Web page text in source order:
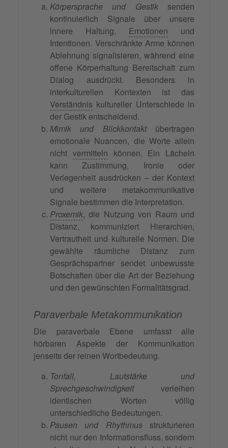
Körpersprache und Gestiksenden
kontinuierlich Signale über unsere
innere Haltung, Emotionen und
Intentionen. Verschränkte Arme können
Ablehnung signalisieren, während eine
offene Körperhaltung Bereitschaft zum
Dialog ausdrückt. Besonders in
interkulturellen Kontexten ist das
Verständnis kultureller Unterschiede in
der Gestik entscheidend.
Mimik und Blickkontaktübertragen
emotionale Nuancen, die Worte allein
nicht vermitteln können. Ein Lächeln
kann Zustimmung, Ironie oder
Verlegenheit ausdrücken – der Kontext
und weitere metakommunikative
Signale bestimmen die Interpretation.
Proxemik, die Nutzung von Raum und
Distanz, kommuniziert Hierarchien,
Vertrautheit und kulturelle Normen. Die
gewählte räumliche Distanz zum
Gesprächspartner sendet unbewusste
Botschaften über die Art der Beziehung
und den gewünschten Formalitätsgrad.
Paraverbale Metakommunikation
Die paraverbale Ebene umfasst alle
hörbaren Aspekte der Kommunikation
jenseits der reinen Wortbedeutung.
Tonfall, Lautstärke und
Sprechgeschwindigkeitverleihen
identischen Worten völlig
unterschiedliche Bedeutungen.
Pausen und Rhythmusstrukturieren
nicht nur den Informationsfluss, sondern